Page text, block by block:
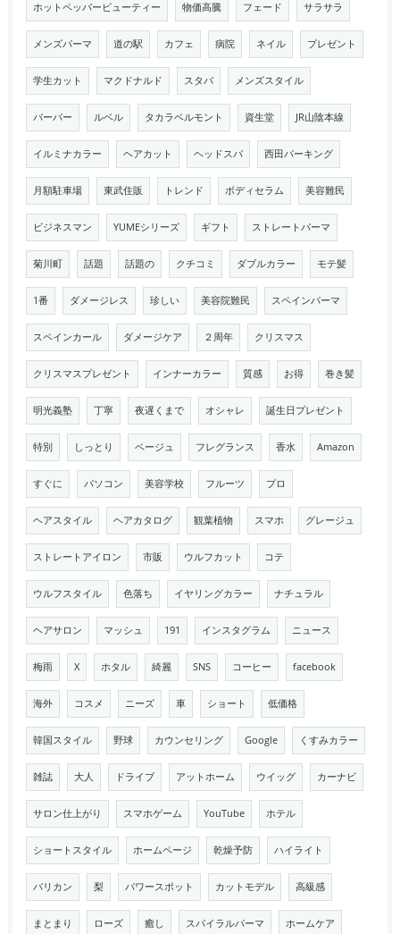
ホットペッパービューティー 物価高騰 フェード サラサラ
メンズパーマ 道の駅 カフェ 病院 ネイル プレゼント
学生カット マクドナルド スタバ メンズスタイル
バーバー ルベル タカラベルモント 資生堂 JR山陰本線
イルミナカラー ヘアカット ヘッドスパ 西田パーキング
月額駐車場 東武住販 トレンド ボディセラム 美容難民
ビジネスマン YUMEシリーズ ギフト ストレートパーマ
菊川町 話題 話題の クチコミ ダブルカラー モテ髪
1番 ダメージレス 珍しい 美容院難民 スペインパーマ
スペインカール ダメージケア ２周年 クリスマス
クリスマスプレゼント インナーカラー 質感 お得 巻き髪
明光義塾 丁寧 夜遅くまで オシャレ 誕生日プレゼント
特別 しっとり ベージュ フレグランス 香水 Amazon
すぐに パソコン 美容学校 フルーツ プロ
ヘアスタイル ヘアカタログ 観葉植物 スマホ グレージュ
ストレートアイロン 市販 ウルフカット コテ
ウルフスタイル 色落ち イヤリングカラー ナチュラル
ヘアサロン マッシュ 191 インスタグラム ニュース
梅雨 X ホタル 綺麗 SNS コーヒー facebook
海外 コスメ ニーズ 車 ショート 低価格
韓国スタイル 野球 カウンセリング Google くすみカラー
雑誌 大人 ドライブ アットホーム ウイッグ カーナビ
サロン仕上がり スマホゲーム YouTube ホテル
ショートスタイル ホームページ 乾燥予防 ハイライト
バリカン 梨 パワースポット カットモデル 高級感
まとまり ローズ 癒し スパイラルパーマ ホームケア